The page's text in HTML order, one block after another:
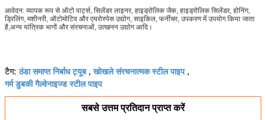
आवेदन: व्यापक रूप से ऑटो पार्ट्स, सिलेंडर लाइनर, हाइड्रोलिक जैक, हाइड्रोलिक सिलेंडर, होनिंग,
ड्रिलिंग, मशीनरी, ऑटोमोटिव और एयरोस्पेस उद्योग, साइकिल, फर्नीचर, उपकरण में उपयोग किया जाता
है,अन्य यांत्रिक भागों और संरचनाओं, उत्खनन उद्योग आदि।
टैग:ठंडा समाप्त निर्बाध ट्यूब,खोखले संरचनात्मक स्टील पाइप,
गर्म डुबकी गैल्वेनाइज्ड स्टील पाइप
सबसे उत्तम प्रतिदान प्राप्त करें